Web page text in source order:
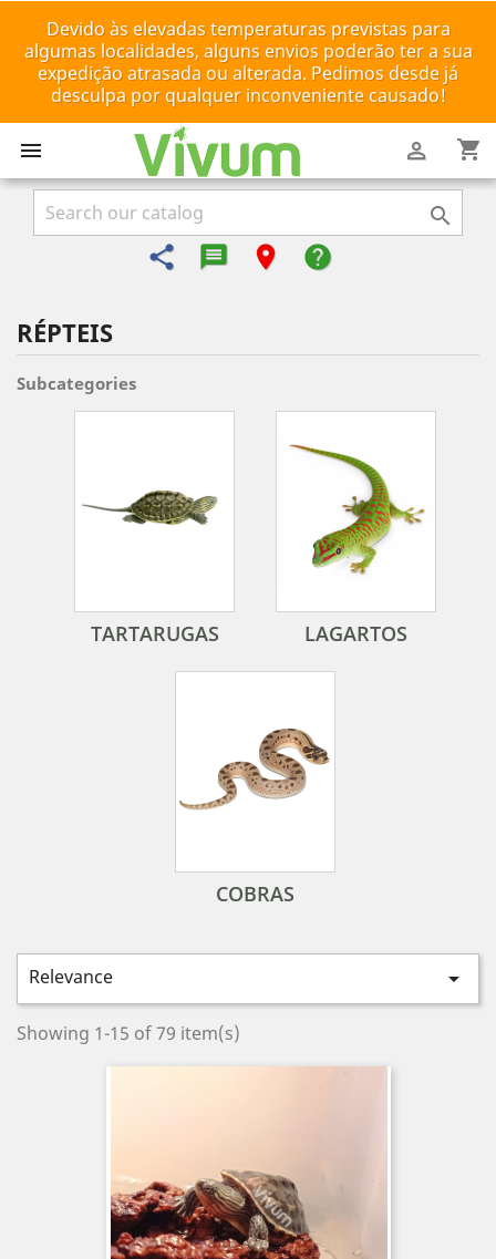
Devido às elevadas temperaturas previstas para
algumas localidades, alguns envios poderão ter a sua
expedição atrasada ou alterada. Pedimos desde já
desculpa por qualquer inconveniente causado!
 shopping_cart


share message-reply-text
room help
RÉPTEIS
Subcategories
TARTARUGAS LAGARTOS
COBRAS
Relevance 
Showing 1-15 of 79 item(s)